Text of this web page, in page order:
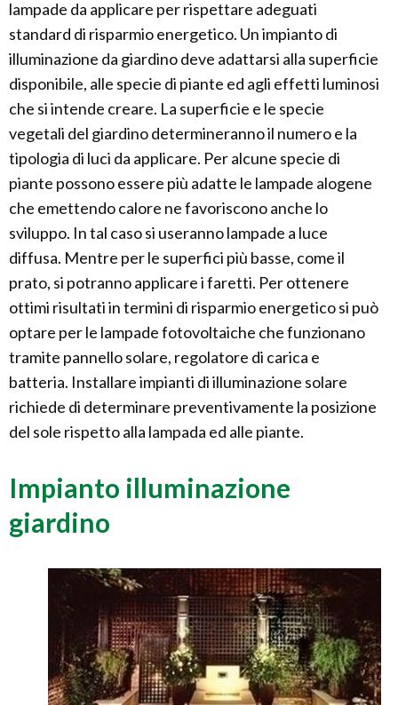
lampade da applicare per rispettare adeguati
standard di risparmio energetico. Un impianto di
illuminazione da giardino deve adattarsi alla superficie
disponibile, alle specie di piante ed agli effetti luminosi
che si intende creare. La superficie e le specie
vegetali del giardino determineranno il numero e la
tipologia di luci da applicare. Per alcune specie di
piante possono essere più adatte le lampade alogene
che emettendo calore ne favoriscono anche lo
sviluppo. In tal caso si useranno lampade a luce
diffusa. Mentre per le superfici più basse, come il
prato, si potranno applicare i faretti. Per ottenere
ottimi risultati in termini di risparmio energetico si può
optare per le lampade fotovoltaiche che funzionano
tramite pannello solare, regolatore di carica e
batteria. Installare impianti di illuminazione solare
richiede di determinare preventivamente la posizione
del sole rispetto alla lampada ed alle piante.
Impianto illuminazione
giardino